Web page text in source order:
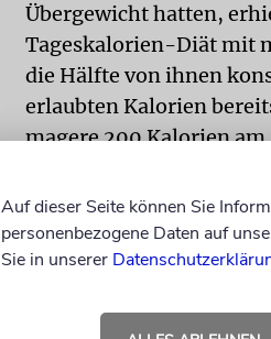
Übergewicht hatten,
Tageskalorien-Diät mit
die Hälfte von ihnen
erlaubten Kalorien
magere 200 Kalorien am
Kalorien zur frühen
Tages. Wie zu erwarten,
durchschnittlich um
Auf dieser Seite können Sie
personenbezogene Daten auf
Sie in unserer